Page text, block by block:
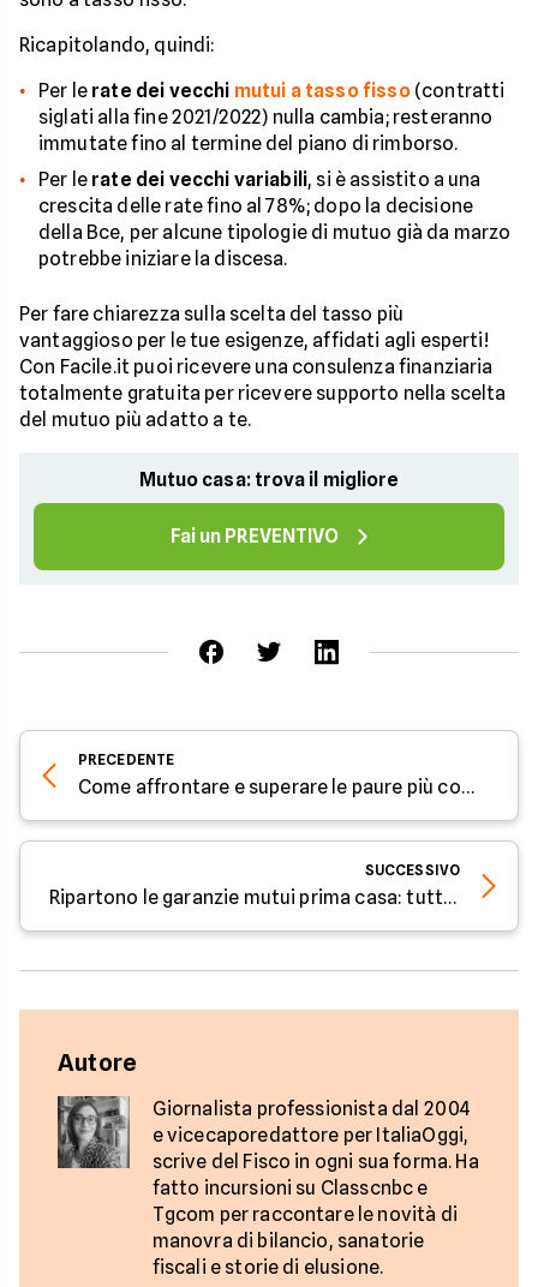
Ricapitolando, quindi:
Per le rate dei vecchi mutui a tasso fisso(contratti
siglati alla fine 2021/2022) nulla cambia; resteranno
immutate fino al termine del piano di rimborso.
Per le rate dei vecchi variabili, si è assistito a una
crescita delle rate fino al 78%; dopo la decisione
della Bce, per alcune tipologie di mutuo già da marzo
potrebbe iniziare la discesa.
Per fare chiarezza sulla scelta del tasso più
vantaggioso per le tue esigenze, affidati agli esperti!
Con Facile.it puoi ricevere una consulenza finanziaria
totalmente gratuita per ricevere supporto nella scelta
del mutuo più adatto a te.
Mutuo casa: trova il migliore
Fai un PREVENTIVO
PRECEDENTE
Come affrontare e superare le paure più comuni legate al mutuo - Parola all'Esperto di Facile.it
SUCCESSIVO
Ripartono le garanzie mutui prima casa: tutte le novità 2025 - Parola all'Esperto di Facile.it
Autore
Giornalista professionista dal 2004
e vicecaporedattore per ItaliaOggi,
scrive del Fisco in ogni sua forma. Ha
fatto incursioni su Classcnbc e
Tgcom per raccontare le novità di
manovra di bilancio, sanatorie
fiscali e storie di elusione.